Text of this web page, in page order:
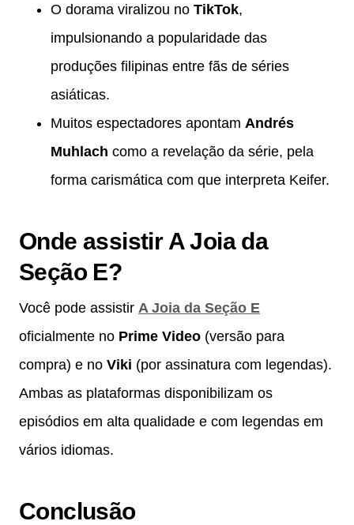
O dorama viralizou no TikTok,
impulsionando a popularidade das
produções filipinas entre fãs de séries
asiáticas.
Muitos espectadores apontam Andrés
Muhlach como a revelação da série, pela
forma carismática com que interpreta Keifer.
Onde assistir A Joia da
Seção E?
Você pode assistir A Joia da Seção E
oficialmente no Prime Video (versão para
compra) e no Viki (por assinatura com legendas).
Ambas as plataformas disponibilizam os
episódios em alta qualidade e com legendas em
vários idiomas.
Conclusão